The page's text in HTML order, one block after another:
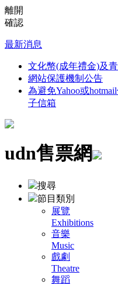
離開
確認
最新消息
文化幣(成年禮金)及
網站保護機制公告
為避免Yahoo或
子信箱
udn售票網
搜尋
節目類別
展覽
Exhibitions
音樂
Music
戲劇
Theatre
舞蹈